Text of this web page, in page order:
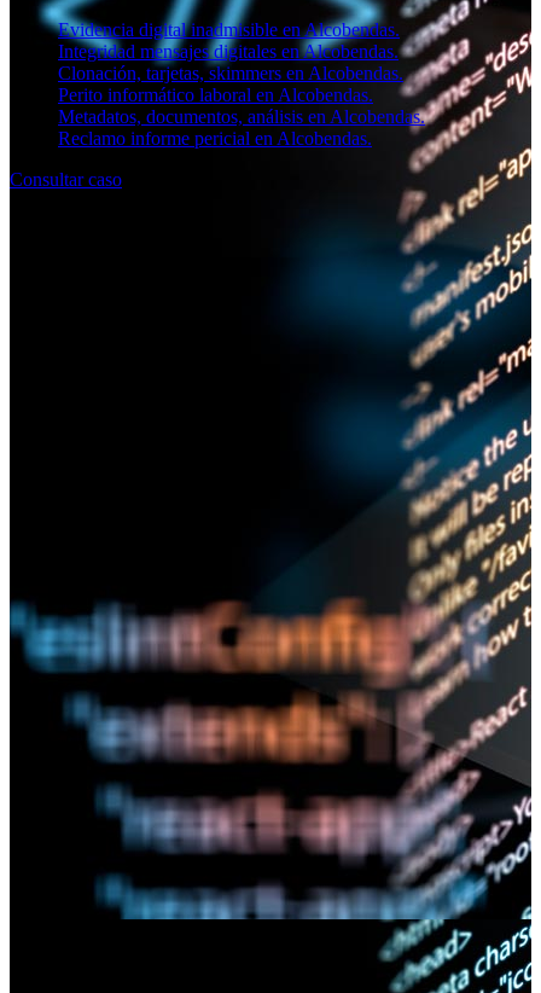
Evidencia digital inadmisible en Alcobendas.
Integridad mensajes digitales en Alcobendas.
Clonación, tarjetas, skimmers en Alcobendas.
Perito informático laboral en Alcobendas.
Metadatos, documentos, análisis en Alcobendas.
Reclamo informe pericial en Alcobendas.
Consultar caso